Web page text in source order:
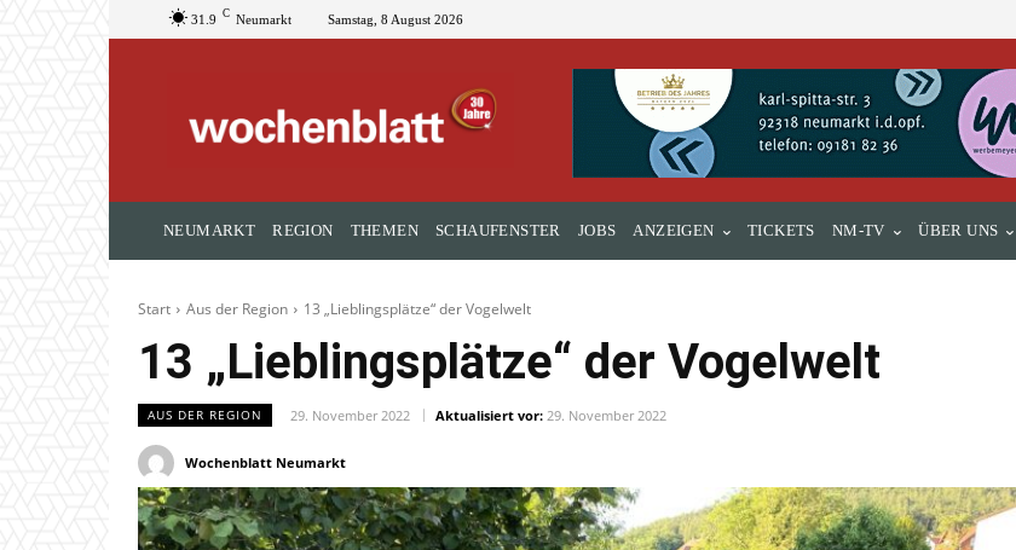
31.9 C Neumarkt Samstag, 8 August 2026
NEUMARKT REGION THEMEN SCHAUFENSTER JOBS ANZEIGEN TICKETS NM-TV ÜBER UNS
Start Aus der Region 13 „Lieblingsplätze“ der Vogelwelt
13 „Lieblingsplätze“ der Vogelwelt
AUS DER REGION 29. November 2022 Aktualisiert vor: 29. November 2022
Wochenblatt Neumarkt